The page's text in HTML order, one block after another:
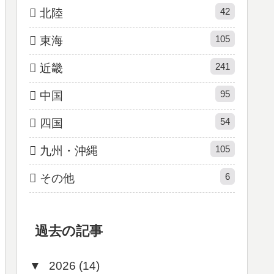
北陸 42
東海 105
近畿 241
中国 95
四国 54
九州・沖縄 105
その他 6
過去の記事
▼ 2026 (14)